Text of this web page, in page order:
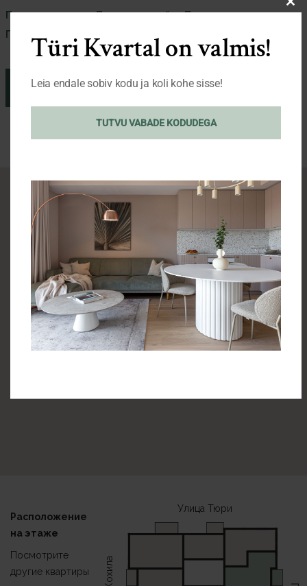
План квартиры Планы этажей
Парковочные места
План позиции
ЖЕЛАЮ ЗАБРОНИРОВАТЬ
Расположение
на этаже
Посмотрите
другие квартиры
Улица Тюри
Türi Kvartal on valmis!
Leia endale sobiv kodu ja koli kohe sisse!
TUTVU VABADE KODUDEGA